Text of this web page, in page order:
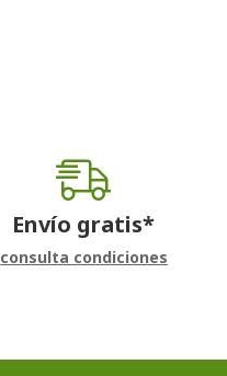
Envío gratis*
consulta condiciones